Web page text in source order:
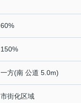
60%
150%
一方(南 公道 5.0m)
市街化区域